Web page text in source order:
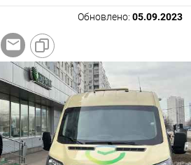
Обновлено: 05.09.2023